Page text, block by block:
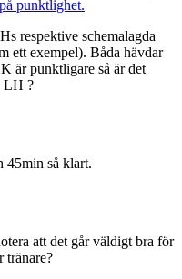
punktlighet.
respektive schemalagda
ett exempel). Båda hävdar
är punktligare så är det
LH ?
45min så klart.
att det går väldigt bra för
tränare?